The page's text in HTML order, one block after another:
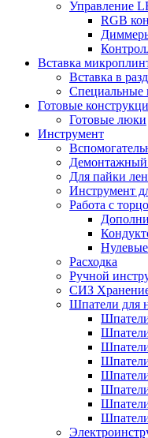
Управление
RGB
Вставка
Вставка в
Специальные
Готовые
Готовые люки
Инструмент
Демонтажный
Для пайки
Инструмент
Работа с
Расходка
Ручной
СИЗ
Шпатели для